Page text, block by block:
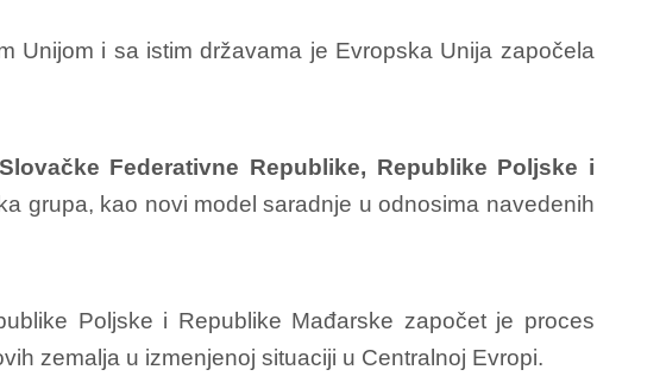
Unijom i sa istim državama je Evropska Unija započela
Federativne Republike, Republike Poljske i
grupa, kao novi model saradnje u odnosima navedenih
Poljske i Republike Mađarske započet je proces
zemalja u izmenjenoj situaciji u Centralnoj Evropi.